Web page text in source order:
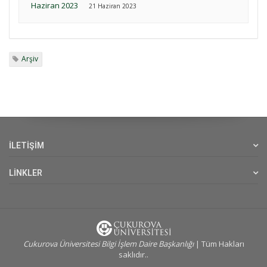
Haziran 2023 21 Haziran 2023
Arşiv
İLETİŞİM
LİNKLER
Cukurova Üniversitesi Bilgi İşlem Daire Başkanlığı| Tüm Hakları
saklıdır..